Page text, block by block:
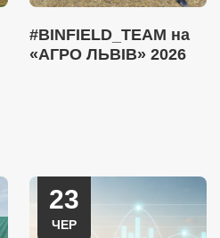
#BINFIELD_TEAM на
«АГРО ЛЬВІВ» 2026
23
ЧЕР